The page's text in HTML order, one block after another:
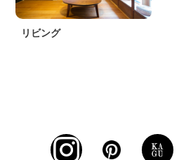
リビング